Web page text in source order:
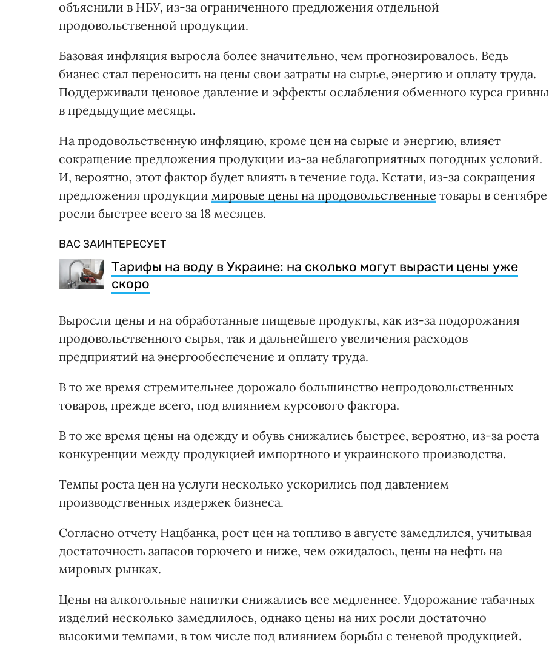
объяснили в НБУ, из-за ограниченного предложения отдельной
продовольственной продукции.
Базовая инфляция выросла более значительно, чем прогнозировалось. Ведь
бизнес стал переносить на цены свои затраты на сырье, энергию и оплату труда.
Поддерживали ценовое давление и эффекты ослабления обменного курса гривны
в предыдущие месяцы.
На продовольственную инфляцию, кроме цен на сырые и энергию, влияет
сокращение предложения продукции из-за неблагоприятных погодных условий.
И, вероятно, этот фактор будет влиять в течение года. Кстати, из-за сокращения
предложения продукции мировые цены на продовольственные товары в сентябре
росли быстрее всего за 18 месяцев.
ВАС ЗАИНТЕРЕСУЕТ
Тарифы на воду в Украине: на сколько могут вырасти цены уже
скоро
Выросли цены и на обработанные пищевые продукты, как из-за подорожания
продовольственного сырья, так и дальнейшего увеличения расходов
предприятий на энергообеспечение и оплату труда.
В то же время стремительнее дорожало большинство непродовольственных
товаров, прежде всего, под влиянием курсового фактора.
В то же время цены на одежду и обувь снижались быстрее, вероятно, из-за роста
конкуренции между продукцией импортного и украинского производства.
Темпы роста цен на услуги несколько ускорились под давлением
производственных издержек бизнеса.
Согласно отчету Нацбанка, рост цен на топливо в августе замедлился, учитывая
достаточность запасов горючего и ниже, чем ожидалось, цены на нефть на
мировых рынках.
Цены на алкогольные напитки снижались все медленнее. Удорожание табачных
изделий несколько замедлилось, однако цены на них росли достаточно
высокими темпами, в том числе под влиянием борьбы с теневой продукцией.